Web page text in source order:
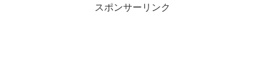
スポンサーリンク